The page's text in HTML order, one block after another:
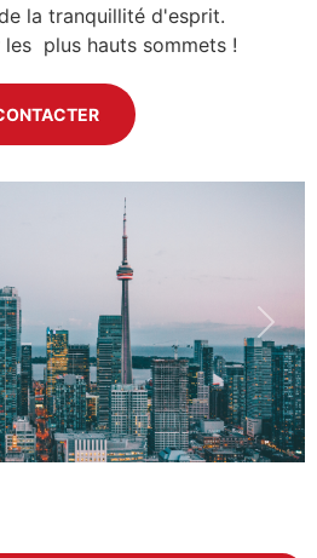
la tranquillité d'esprit.
plus hauts sommets !
Next